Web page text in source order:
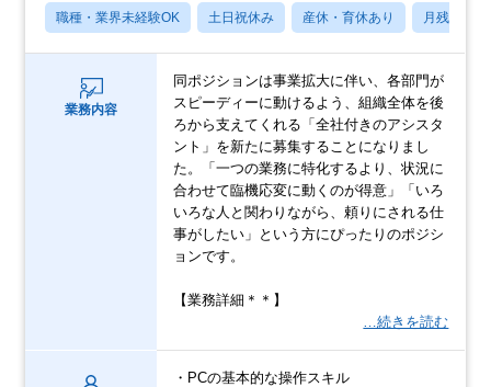
職種・業界未経験OK 土日祝休み 産休・育休あり 月残業20
業務内容
同ポジションは事業拡大に伴い、各部門が
スピーディーに動けるよう、組織全体を後
ろから支えてくれる「全社付きのアシスタ
ント」を新たに募集することになりまし
た。「一つの業務に特化するより、状況に
合わせて臨機応変に動くのが得意」「いろ
いろな人と関わりながら、頼りにされる仕
事がしたい」という方にぴったりのポジシ
ョンです。
【業務詳細＊＊】
…続きを読む
・PCの基本的な操作スキル